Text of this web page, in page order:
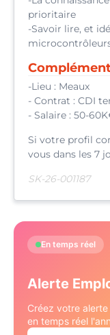
prioritaire
-Savoir lire, et
-Lieu : Meaux
- Contrat : CDI
- Salaire : 50-
Si votre profil
vous dans les 7
SK-26-001187
En temps réel
Alerte
Créez votre
en temps réel